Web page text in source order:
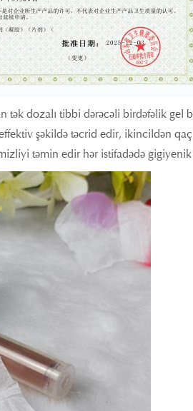
tək dozalı tibbi dərəcəli birdəfəlik
şəkildə təcrid edir, ikincildən
təmin edir hər istifadədə